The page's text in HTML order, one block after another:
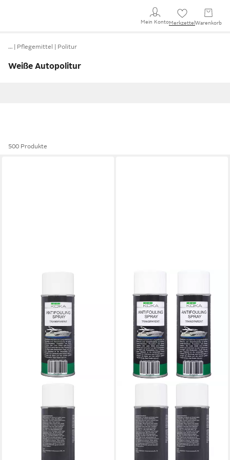
Mein KontoMerkzettel Warenkorb
… Pflegemittel Politur
Weiße Autopolitur
500 Produkte